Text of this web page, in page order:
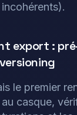
export :
le premier
casque,